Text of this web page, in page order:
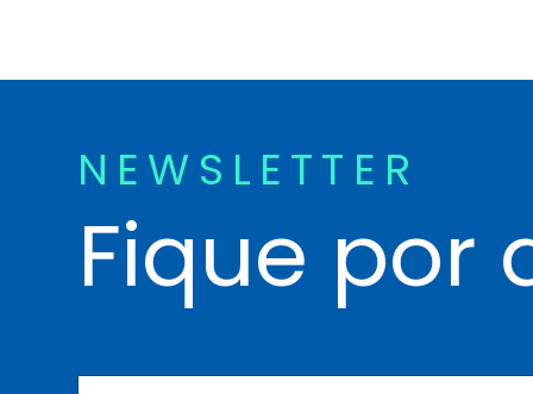
NEWSLETTER
Fique por
N